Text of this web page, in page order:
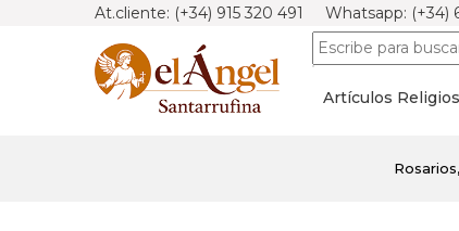
At.cliente: (+34) 915 320 491 Whatsapp: (+34)
Artículos